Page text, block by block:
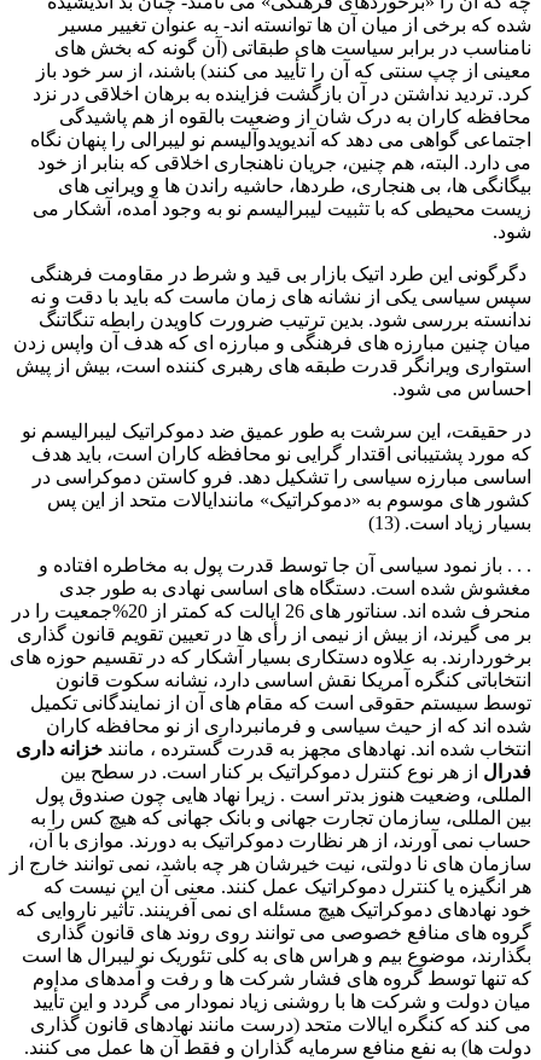
شده که برخی از میان آن ها توانسته اند- به عنوان تغییر مسیر
نامناسب در برابر سیاست های طبقاتی (آن گونه که بخش های
معینی از چپ سنتی که آن را تأیید می کنند) باشند، از سر خود باز
کرد. تردید نداشتن در آن بازگشت فزاینده به برهان اخلاقی در نزد
محافظه کاران به درک شان از وضعیت بالقوه از هم پاشیدگی
اجتماعی گواهی می دهد که آندیویدوآلیسم نو لیبرالی را پنهان نگاه
می دارد. البته، هم چنین، جریان ناهنجاری اخلاقی که بنابر از خود
بیگانگی ها، بی هنجاری، طردها، حاشیه راندن ها و ویرانی های
زیست محیطی که با تثبیت لیبرالیسم نو به وجود آمده، آشکار می
شود.
دگرگونی این طرد اتیک بازار بی قید و شرط در مقاومت فرهنگی
سپس سیاسی یکی از نشانه های زمان ماست که باید با دقت و نه
ندانسته بررسی شود. بدین ترتیب ضرورت کاویدن رابطه تنگاتنگ
میان چنین مبارزه های فرهنگی و مبارزه ای که هدف آن واپس زدن
استواری ویرانگر قدرت طبقه های رهبری کننده است، بیش از پیش
احساس می شود.
در حقیقت، این سرشت به طور عمیق ضد دموکراتیک لیبرالیسم نو
که مورد پشتیبانی اقتدار گرایی نو محافظه کاران است، باید هدف
اساسی مبارزه سیاسی را تشکیل دهد. فرو کاستن دموکراسی در
کشور های موسوم به «دموکراتیک» مانندایالات متحد از این پس
بسیار زیاد است. (13)
. . . باز نمود سیاسی آن جا توسط قدرت پول به مخاطره افتاده و
مغشوش شده است. دستگاه های اساسی نهادی به طور جدی
منحرف شده اند. سناتور های 26 ایالت که کمتر از 20%جمعیت را در
بر می گیرند، از بیش از نیمی از رأی ها در تعیین تقویم قانون گذاری
برخوردارند. به علاوه دستکاری بسیار آشکار که در تقسیم حوزه های
انتخاباتی کنگره آمریکا نقش اساسی دارد، نشانه سکوت قانون
توسط سیستم حقوقی است که مقام های آن از نمایندگانی تکمیل
شده اند که از حیث سیاسی و فرمانبرداری از نو محافظه کاران
انتخاب شده اند. نهادهای مجهز به قدرت گسترده ، مانند خزانه داری
فدرال از هر نوع کنترل دموکراتیک بر کنار است. در سطح بین
المللی، وضعیت هنوز بدتر است . زیرا نهاد هایی چون صندوق پول
بین المللی، سازمان تجارت جهانی و بانک جهانی که هیچ کس را به
حساب نمی آورند، از هر نظارت دموکراتیک به دورند. موازی با آن،
سازمان های نا دولتی، نیت خیرشان هر چه باشد، نمی توانند خارج از
هر انگیزه یا کنترل دموکراتیک عمل کنند. معنی آن این نیست که
خود نهادهای دموکراتیک هیچ مسئله ای نمی آفرینند. تأثیر ناروایی که
گروه های منافع خصوصی می توانند روی روند های قانون گذاری
بگذارند، موضوع بیم و هراس های به کلی تئوریک نو لیبرال ها است
که تنها توسط گروه های فشار شرکت ها و رفت و آمدهای مداوم
میان دولت و شرکت ها با روشنی زیاد نمودار می گردد و این تأیید
می کند که کنگره ایالات متحد (درست مانند نهادهای قانون گذاری
دولت ها) به نفع منافع سرمایه گذاران و فقط آن ها عمل می کنند.